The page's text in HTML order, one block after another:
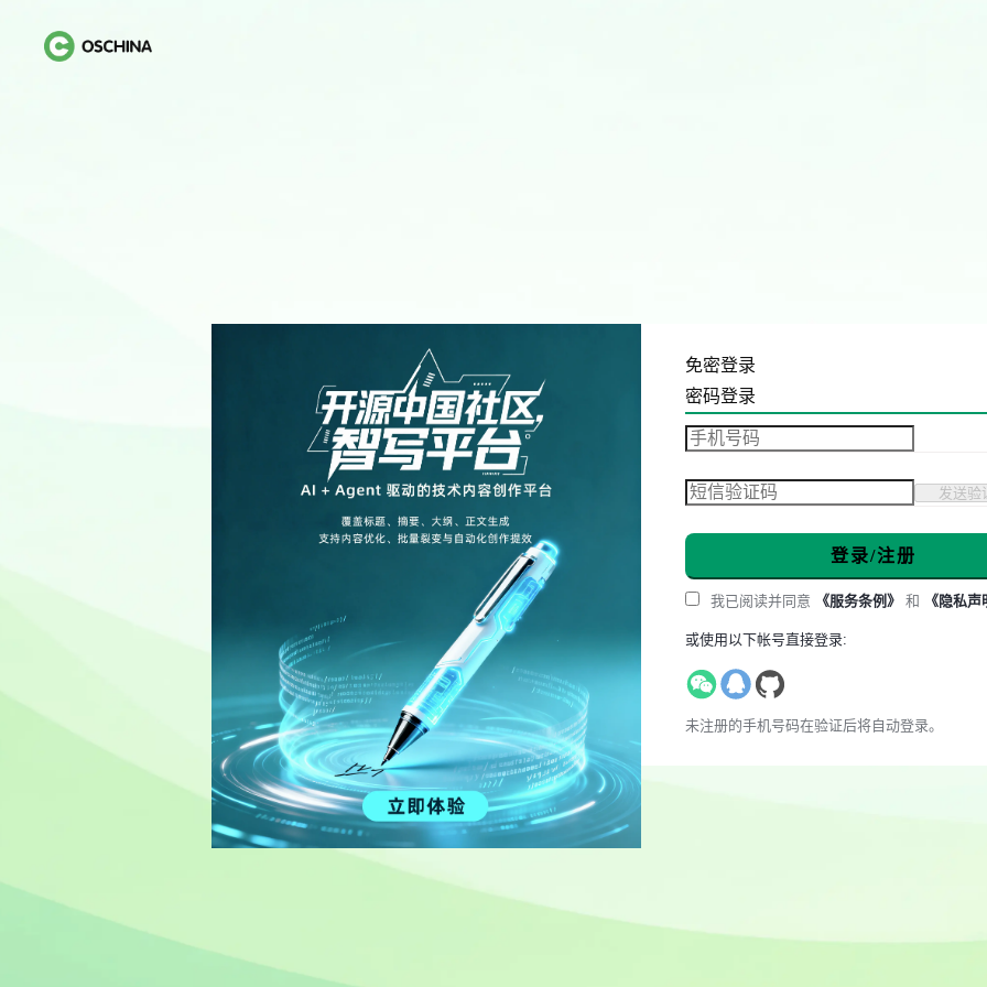
免密登录
密码登录
发送验
登录/注册
我已阅读并同意 《服务条例》 和 《隐私声
或使用以下帐号直接登录:
未注册的手机号码在验证后将自动登录。